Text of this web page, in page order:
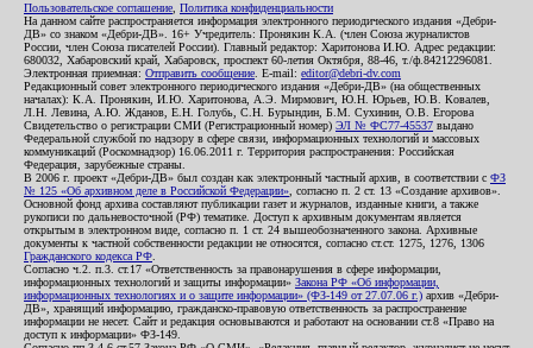
Пользовательское соглашение Политика конфиденциальности
На данном сайте распространяется информация электронного периодического издания «Дебри-
ДВ» со знаком «Дебри-ДВ». 16+ Учредитель: Пронякин К.А. (член Союза журналистов
России, член Союза писателей России). Главный редактор: Харитонова И.Ю. Адрес редакции:
680032, Хабаровский край, Хабаровск, проспект 60-летия Октября, 88-46, т./ф.84212296081.
Электронная приемная: Отправить сообщение . E-mail: editor@debri-dv.com
Редакционный совет электронного периодического издания «Дебри-ДВ» (на общественных
началах): К.А. Пронякин, И.Ю. Харитонова, А.Э. Мирмович, Ю.Н. Юрьев, Ю.В. Ковалев,
Л.Н. Левина, А.Ю. Жданов, Е.Н. Голубь, С.Н. Бурындин, Б.М. Сухинин, О.В. Егорова
Свидетельство о регистрации СМИ (Регистрационный номер) ЭЛ № ФС77-45537 выдано
Федеральной службой по надзору в сфере связи, информационных технологий и массовых
коммуникаций (Роскомнадзор) 16.06.2011 г. Территория распространения: Российская
Федерация, зарубежные страны.
В 2006 г. проект «Дебри-ДВ» был создан как электронный частный архив, в соответствии с ФЗ
№ 125 «Об архивном деле в Российской Федерации» , согласно п. 2 ст. 13 «Создание архивов».
Основной фонд архива составляют публикации газет и журналов, изданные книги, а также
рукописи по дальневосточной (РФ) тематике. Доступ к архивным документам является
открытым в электронном виде, согласно п. 1 ст. 24 вышеобозначенного закона. Архивные
документы к частной собственности редакции не относятся, согласно ст.ст. 1275, 1276, 1306
Гражданского кодекса РФ
Согласно ч.2. п.3. ст.17 «Ответственность за правонарушения в сфере информации,
информационных технологий и защиты информации» Закона РФ «Об информации,
информационных технологиях и о защите информации» (ФЗ-149 от 27.07.06 г.) архив «Дебри-
ДВ», хранящий информацию, гражданско-правовую ответственность за распространение
информации не несет. Сайт и редакция основываются и работают на основании ст.8 «Право на
доступ к информации» ФЗ-149.